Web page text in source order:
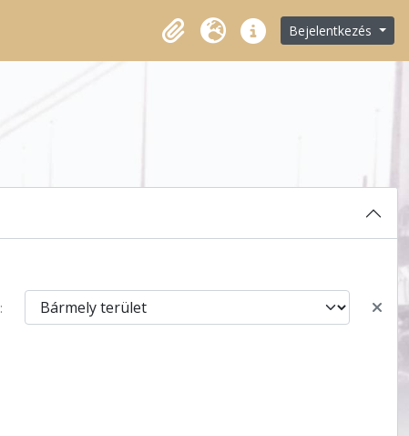
VágólapNyelv Gyorshivatkozások
Bejelentkezés